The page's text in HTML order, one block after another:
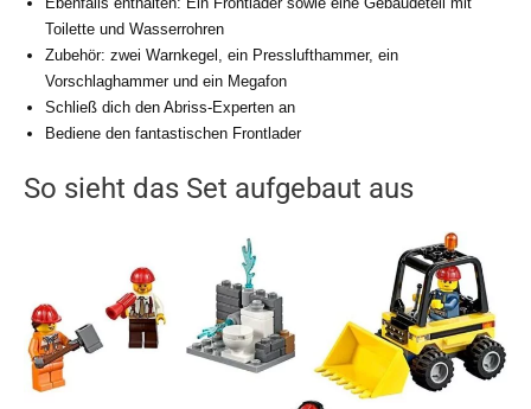
Toilette und Wasserrohren
Zubehör: zwei Warnkegel, ein Presslufthammer, ein
Vorschlaghammer und ein Megafon
Schließ dich den Abriss-Experten an
Bediene den fantastischen Frontlader
So sieht das Set aufgebaut aus